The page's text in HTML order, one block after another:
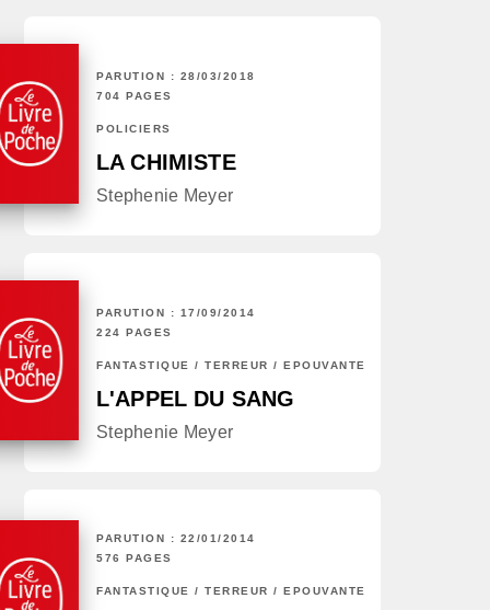
PARUTION : 28/03/2018
704 PAGES
POLICIERS
LA CHIMISTE
Stephenie Meyer
PARUTION : 17/09/2014
224 PAGES
FANTASTIQUE / TERREUR / EPOUVANTE
L'APPEL DU SANG
Stephenie Meyer
PARUTION : 22/01/2014
576 PAGES
FANTASTIQUE / TERREUR / EPOUVANTE